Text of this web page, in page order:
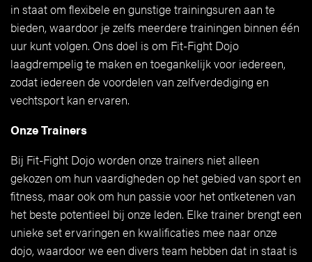
in staat om flexibele en gunstige trainingsuren aan te
bieden, waardoor je zelfs meerdere trainingen binnen één
uur kunt volgen. Ons doel is om Fit-Fight Dojo
laagdrempelig te maken en toegankelijk voor iedereen,
zodat iedereen de voordelen van zelfverdediging en
vechtsport kan ervaren.
Onze Trainers
Bij Fit-Fight Dojo worden onze trainers niet alleen
gekozen om hun vaardigheden op het gebied van sport en
fitness, maar ook om hun passie voor het ontketenen van
het beste potentieel bij onze leden. Elke trainer brengt een
unieke set ervaringen en kwalificaties mee naar onze
dojo, waardoor we een divers team hebben dat in staat is